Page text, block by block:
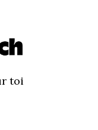
toi